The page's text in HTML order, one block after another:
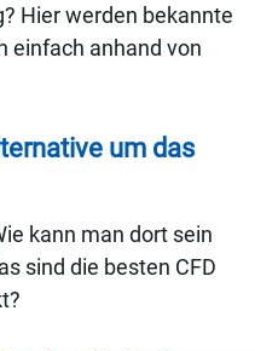
Hier werden bekannte
einfach anhand von
um das
kann man dort sein
sind die besten CFD